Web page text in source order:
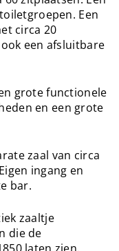
Een
circa 20
een afsluitbare
grote functionele
en een grote
zaal van circa
ingang en
bar.
zaaltje
die de